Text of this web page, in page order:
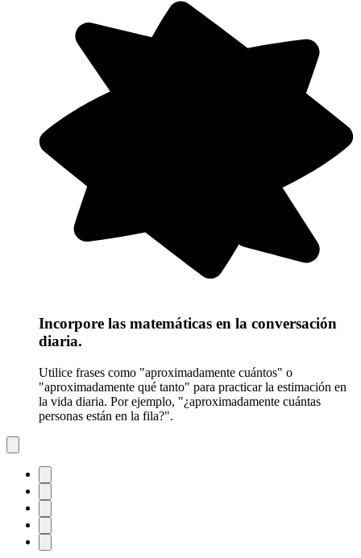
Incorpore las matemáticas en la conversación
diaria.
Utilice frases como "aproximadamente cuántos" o
"aproximadamente qué tanto" para practicar la estimación en
la vida diaria. Por ejemplo, "¿aproximadamente cuántas
personas están en la fila?".